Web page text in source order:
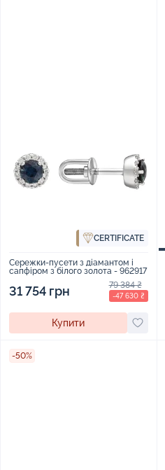
CERTIFICATE
Сережки-пусети з діамантом і
сапфіром з білого золота - 962917
31 754 грн 79 384 ₴
-47 630 ₴
Купити
-50%